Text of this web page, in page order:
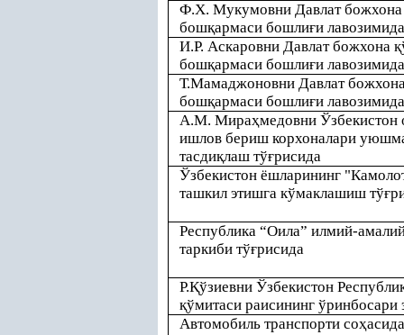
Ф.Х. Мукумовни Давлат
бошқармаси бошлиғи
И.Р. Аскаровни Давлат божхона қ
бошқармаси бошлиғи
Т.Мамаджоновни Давлат
бошқармаси бошлиғи
А.М. Мираҳмедовни Ўзбекистон
ишлов бериш корхоналари
тасдиқлаш тўғрисида
Ўзбекистон ёшларининг
ташкил этишга кўмаклашиш тўғ
Республика “Оила” илмий-
таркиби тўғрисида
Р.Қўзиевни Ўзбекистон
қўмитаси раисининг ўринбосари
Автомобиль транспорти соҳ